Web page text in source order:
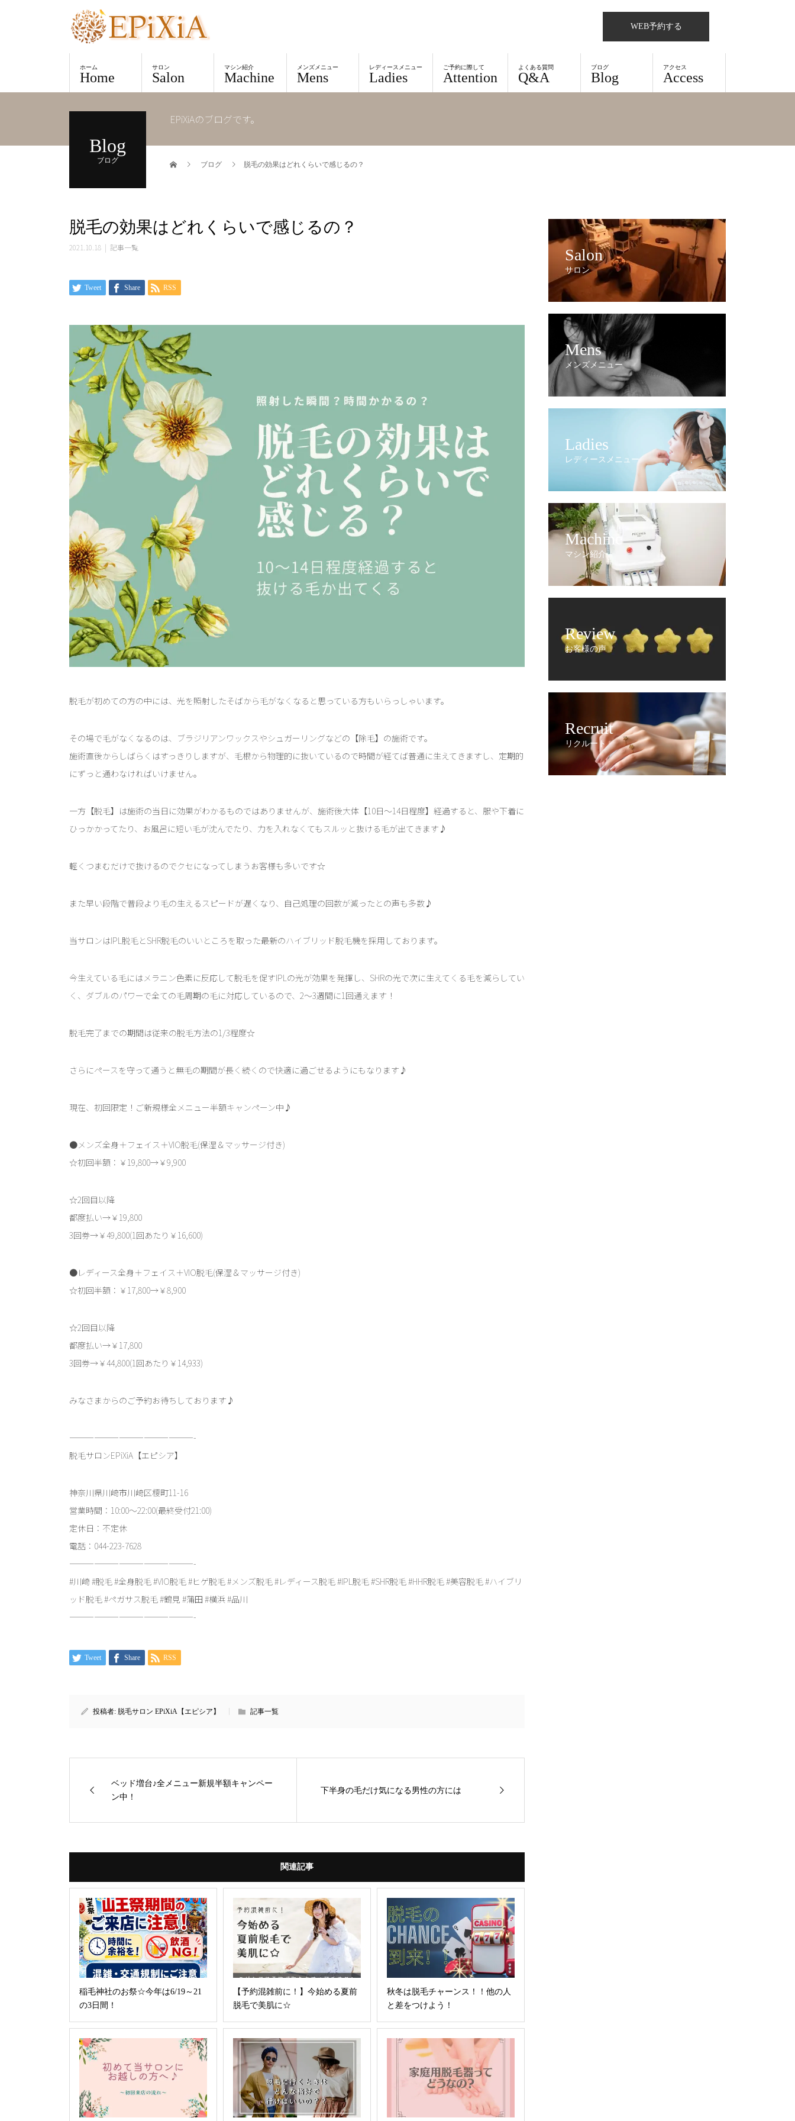
WEB予約する
ホーム
Home
サロン
Salon
マシン紹介
Machine
メンズメニュー
Mens
レディースメニュー
Ladies
ご予約に際して
Attention
よくある質問
Q&A
ブログ
Blog
アクセス
Access
Blog
ブログ
EPiXiAのブログです。
ブログ 脱毛の効果はどれくらいで感じるの？
脱毛の効果はどれくらいで感じるの？
2021.10.18 記事一覧
Tweet Share RSS
脱毛が初めての方の中には、光を照射したそばから毛がなくなると思っている方もいらっしゃいます。
その場で毛がなくなるのは、ブラジリアンワックスやシュガーリングなどの【除毛】の施術です。
施術直後からしばらくはすっきりしますが、毛根から物理的に抜いているので時間が経てば普通に生えてきますし、定期的
にずっと通わなければいけません。
一方【脱毛】は施術の当日に効果がわかるものではありませんが、施術後大体【10日～14日程度】経過すると、服や下着に
ひっかかってたり、お風呂に短い毛が沈んでたり、力を入れなくてもスルッと抜ける毛が出てきます♪
軽くつまむだけで抜けるのでクセになってしまうお客様も多いです☆
また早い段階で普段より毛の生えるスピードが遅くなり、自己処理の回数が減ったとの声も多数♪
当サロンはIPL脱毛とSHR脱毛のいいところを取った最新のハイブリッド脱毛機を採用しております。
今生えている毛にはメラニン色素に反応して脱毛を促すIPLの光が効果を発揮し、SHRの光で次に生えてくる毛を減らしてい
く、ダブルのパワーで全ての毛周期の毛に対応しているので、2～3週間に1回通えます！
脱毛完了までの期間は従来の脱毛方法の1/3程度☆
さらにペースを守って通うと無毛の期間が長く続くので快適に過ごせるようにもなります♪
現在、初回限定！ご新規様全メニュー半額キャンペーン中♪
●メンズ全身＋フェイス＋VIO脱毛(保湿＆マッサージ付き)
☆初回半額：￥19,800→￥9,900
☆2回目以降
都度払い→￥19,800
3回券→￥49,800(1回あたり￥16,600)
●レディース全身＋フェイス＋VIO脱毛(保湿＆マッサージ付き)
☆初回半額：￥17,800→￥8,900
☆2回目以降
都度払い→￥17,800
3回券→￥44,800(1回あたり￥14,933)
みなさまからのご予約お待ちしております♪
———————————————-
脱毛サロンEPiXiA【エピシア】
神奈川県川崎市川崎区榎町11-16
営業時間：10:00～22:00(最終受付21:00)
定休日：不定休
電話：044-223-7628
———————————————-
#川崎 #脱毛 #全身脱毛 #VIO脱毛 #ヒゲ脱毛 #メンズ脱毛 #レディース脱毛 #IPL脱毛 #SHR脱毛 #HHR脱毛 #美容脱毛 #ハイブリ
ッド脱毛 #ペガサス脱毛 #鶴見 #蒲田 #横浜 #品川
———————————————-
Tweet Share RSS
投稿者: 脱毛サロン EPiXiA【エピシア】 記事一覧
ベッド増台♪全メニュー新規半額キャンペー
ン中！
下半身の毛だけ気になる男性の方には
関連記事
稲毛神社のお祭☆今年は6/19～21
の3日間！
【予約混雑前に！】今始める夏前
脱毛で美肌に☆
秋冬は脱毛チャーンス！！他の人
と差をつけよう！
Salon
サロン
Mens
メンズメニュー
Ladies
レディースメニュー
Machine
マシン紹介
Review
お客様の声
Recruit
リクルート